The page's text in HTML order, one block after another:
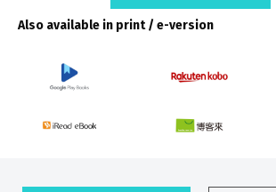
Also available in print / e-version